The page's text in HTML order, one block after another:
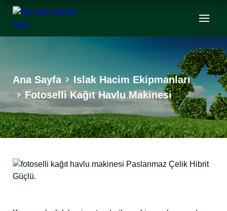
Ana Sayfa
Islak Hacim Ekipmanları
Fotoselli Kağıt Havlu Makinesi